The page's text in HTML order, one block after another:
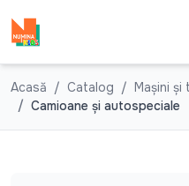
Acasă Catalog
Mașini și
Camioane şi autospeciale